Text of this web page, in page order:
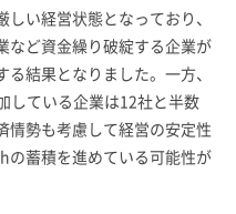
い経営状態となっており、
など資金繰り破綻する企業が
結果となりました。一方、
している企業は12社と半数
情勢も考慮して経営の安定性
の蓄積を進めている可能性が